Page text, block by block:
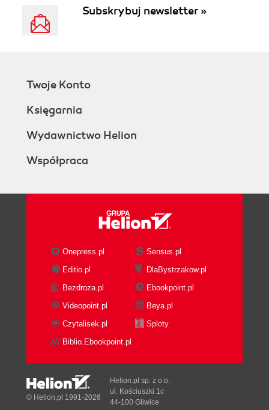
Subskrybuj newsletter »
Twoje Konto
Księgarnia
Wydawnictwo Helion
Współpraca
Onepress.pl
Sensus.pl
Editio.pl
DlaBystrzakow.pl
Bezdroza.pl
Ebookpoint.pl
Videopoint.pl
Beya.pl
Czytalisek.pl
Sploty
Biblio.Ebookpoint.pl
© Helion.pl 1991-2026
Helion.pl sp. z o.o.
ul. Kościuszki 1c
44-100 Gliwice